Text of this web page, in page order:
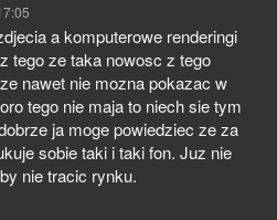
a komputerowe renderingi
tego ze taka nowosc z tego
nawet nie mozna pokazac w
tego nie maja to niech sie tym
ja moge powiedziec ze za
sobie taki i taki fon. Juz nie
nie tracic rynku.